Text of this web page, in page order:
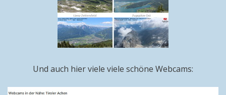
Und auch hier viele viele schöne Webcams: